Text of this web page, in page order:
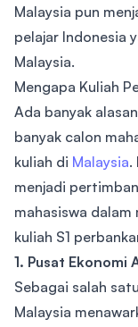
Malaysia pun
pelajar Indonesia
Malaysia.
Mengapa Kuliah
Ada banyak
banyak calon
kuliah di Malaysia.
menjadi
mahasiswa dalam
kuliah S1
1. Pusat Ekonomi
Sebagai salah
Malaysia